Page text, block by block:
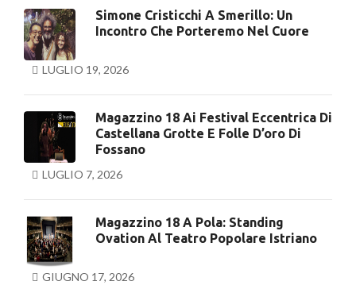
Simone Cristicchi A Smerillo: Un
Incontro Che Porteremo Nel Cuore
LUGLIO 19, 2026
Magazzino 18 Ai Festival Eccentrica Di
Castellana Grotte E Folle D’oro Di
Fossano
LUGLIO 7, 2026
Magazzino 18 A Pola: Standing
Ovation Al Teatro Popolare Istriano
GIUGNO 17, 2026